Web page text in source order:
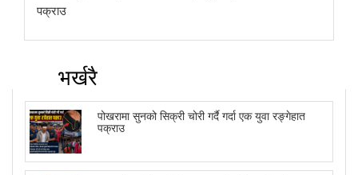
पक्राउ
भर्खरै
पोखरामा सुनको सिक्री चोरी गर्दै गर्दा एक युवा रङ्गेहात
पक्राउ